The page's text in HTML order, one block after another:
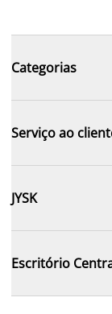
Categorias
Serviço ao
JYSK
Escritório